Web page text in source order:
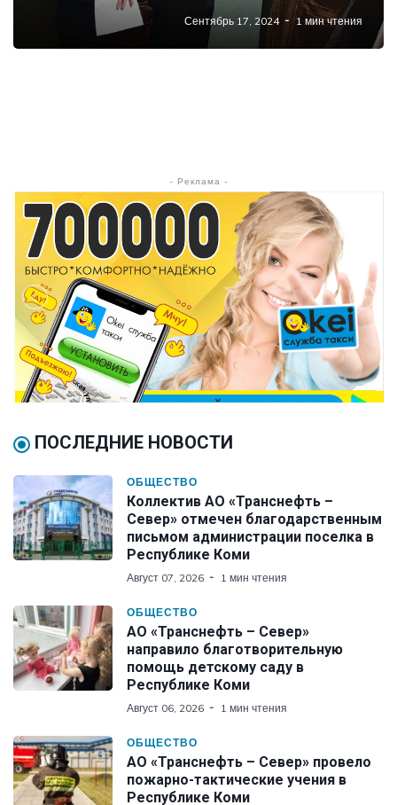
Сентябрь 17, 2024 1 мин чтения
- Реклама -
ПОСЛЕДНИЕ НОВОСТИ
ОБЩЕСТВО
Коллектив АО «Транснефть –
Север» отмечен благодарственным
письмом администрации поселка в
Республике Коми
Август 07, 2026 1 мин чтения
ОБЩЕСТВО
АО «Транснефть – Север»
направило благотворительную
помощь детскому саду в
Республике Коми
Август 06, 2026 1 мин чтения
ОБЩЕСТВО
АО «Транснефть – Север» провело
пожарно-тактические учения в
Республике Коми